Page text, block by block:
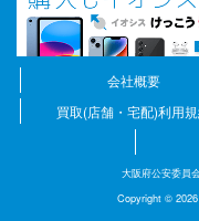
会社概要
買取(店舗・宅配)利用
大阪府公安委員
Copyright ©